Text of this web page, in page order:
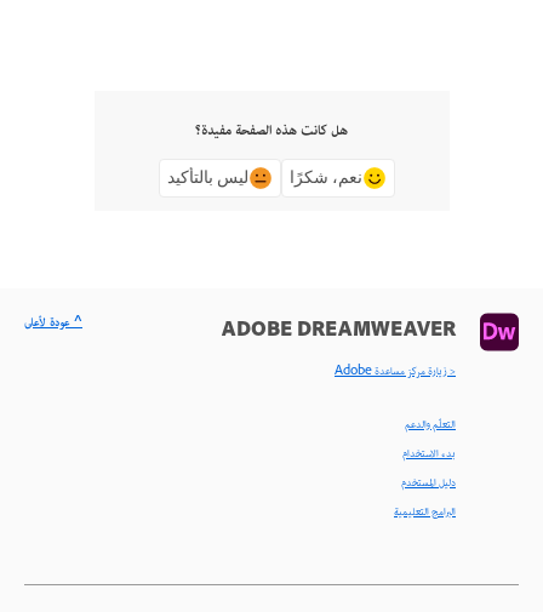
هل كانت هذه الصفحة مفيدة؟
نعم، شكرًا ليس بالتأكيد
ADOBE DREAMWEAVER
< زيارة مركز مساعدة Adobe
التعلّم والدعم
بدء الاستخدام
دليل المستخدم
البرامج التعليمية
^ عودة لأعلى